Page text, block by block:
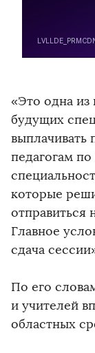
«Это одна
будущих
выплачивать
педагогам
которые
отправиться
Главное
сдача
По его
и учителей
областных